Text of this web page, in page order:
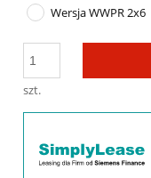
Wersja WWPR 2x6
szt.